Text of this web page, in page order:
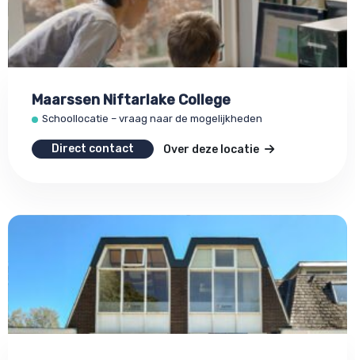
Maarssen Niftarlake College
Schoollocatie – vraag naar de mogelijkheden
Direct contact Over deze locatie